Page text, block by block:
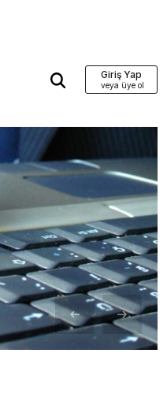
Giriş Yap